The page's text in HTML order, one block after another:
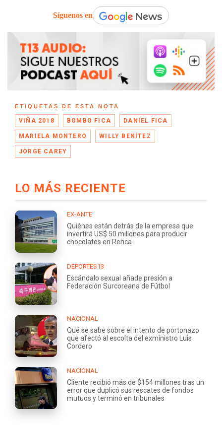
Síguenos en
ETIQUETAS DE ESTA NOTA
VIÑA 2018 BOMBO FICA DANIEL FICA
MARIELA MONTERO WILLY BENÍTEZ
JORGE CAREY
LO MÁS RECIENTE
EX-ANTE
Quiénes están detrás de la empresa que
invertirá US$ 50 millones para producir
chocolates en Renca
DEPORTES13
Escándalo sexual añade presión a
Federación Surcoreana de Fútbol
NACIONAL
Qué se sabe sobre el intento de portonazo
que afectó al escolta del exministro Luis
Cordero
NACIONAL
Cliente recibió más de $154 millones tras un
error que duplicó sus rescates de fondos
mutuos y terminó en tribunales